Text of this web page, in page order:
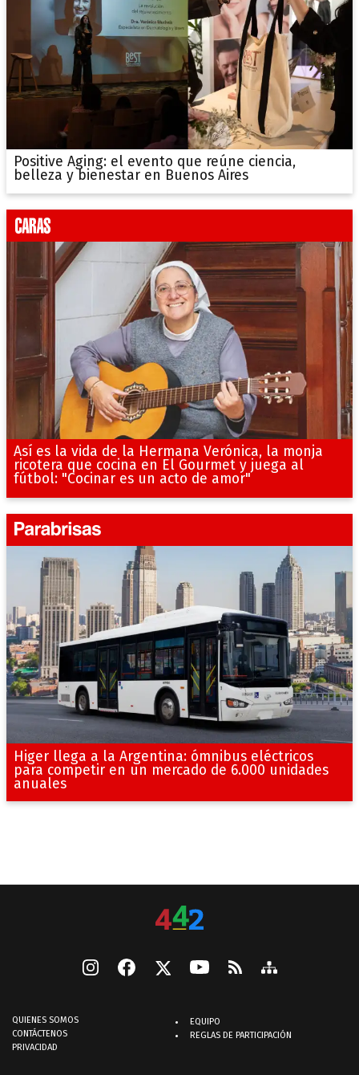
Positive Aging: el evento que reúne ciencia,
belleza y bienestar en Buenos Aires
Así es la vida de la Hermana Verónica, la monja
ricotera que cocina en El Gourmet y juega al
fútbol: "Cocinar es un acto de amor"
Higer llega a la Argentina: ómnibus eléctricos
para competir en un mercado de 6.000 unidades
anuales
QUIENES SOMOS
CONTÁCTENOS
PRIVACIDAD
EQUIPO
REGLAS DE PARTICIPACIÓN